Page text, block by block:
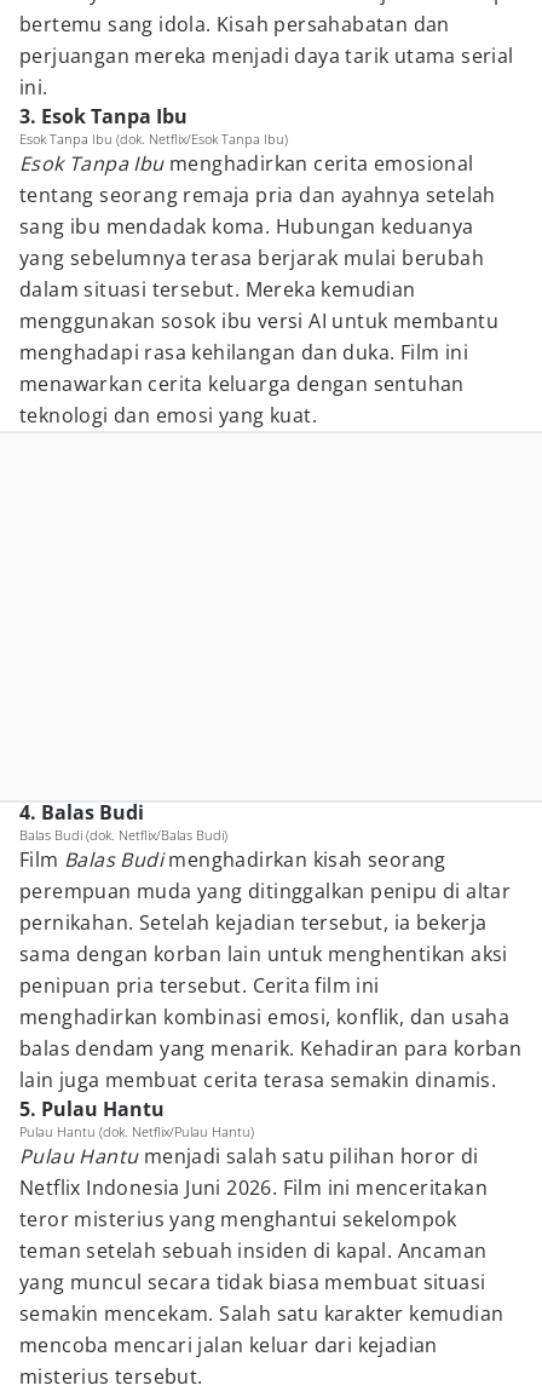
bertemu sang idola. Kisah persahabatan dan
perjuangan mereka menjadi daya tarik utama serial
ini.
3. Esok Tanpa Ibu
Esok Tanpa Ibu (dok. Netflix/Esok Tanpa Ibu)
Esok Tanpa Ibumenghadirkan cerita emosional
tentang seorang remaja pria dan ayahnya setelah
sang ibu mendadak koma. Hubungan keduanya
yang sebelumnya terasa berjarak mulai berubah
dalam situasi tersebut. Mereka kemudian
menggunakan sosok ibu versi AI untuk membantu
menghadapi rasa kehilangan dan duka. Film ini
menawarkan cerita keluarga dengan sentuhan
teknologi dan emosi yang kuat.
4. Balas Budi
Balas Budi (dok. Netflix/Balas Budi)
Film Balas Budimenghadirkan kisah seorang
perempuan muda yang ditinggalkan penipu di altar
pernikahan. Setelah kejadian tersebut, ia bekerja
sama dengan korban lain untuk menghentikan aksi
penipuan pria tersebut. Cerita film ini
menghadirkan kombinasi emosi, konflik, dan usaha
balas dendam yang menarik. Kehadiran para korban
lain juga membuat cerita terasa semakin dinamis.
5. Pulau Hantu
Pulau Hantu (dok. Netflix/Pulau Hantu)
Pulau Hantumenjadi salah satu pilihan horor di
Netflix Indonesia Juni 2026. Film ini menceritakan
teror misterius yang menghantui sekelompok
teman setelah sebuah insiden di kapal. Ancaman
yang muncul secara tidak biasa membuat situasi
semakin mencekam. Salah satu karakter kemudian
mencoba mencari jalan keluar dari kejadian
misterius tersebut.